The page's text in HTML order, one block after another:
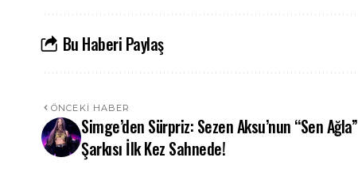
Bu Haberi Paylaş
ÖNCEKI HABER
Simge’den Sürpriz: Sezen Aksu’nun “Sen Ağla”
Şarkısı İlk Kez Sahnede!